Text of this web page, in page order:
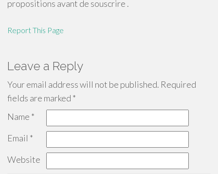
propositions avant de souscrire .
Report This Page
Leave a Reply
Your email address will not be published. Required
fields are marked *
Name *
Email *
Website